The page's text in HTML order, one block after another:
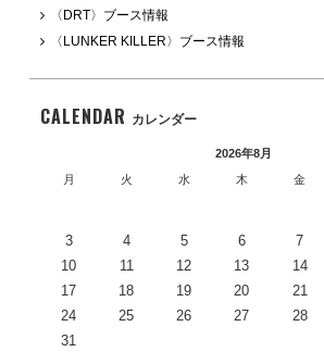
〈DRT〉ブース情報
〈LUNKER KILLER〉ブース情報
CALENDAR カレンダー
2026年8月
月
火 水 木 金
3
4 5 6 7
10
11 12 13 14
17
18 19 20 21
24
25 26 27 28
31